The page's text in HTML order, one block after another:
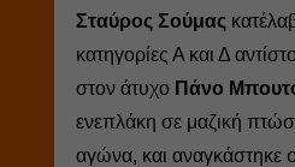
Σταύρος Σούμας
κατηγορίες Α και Δ
στον άτυχο Πάνο
ενεπλάκη σε μαζική
αγώνα, και αναγκάστηκε